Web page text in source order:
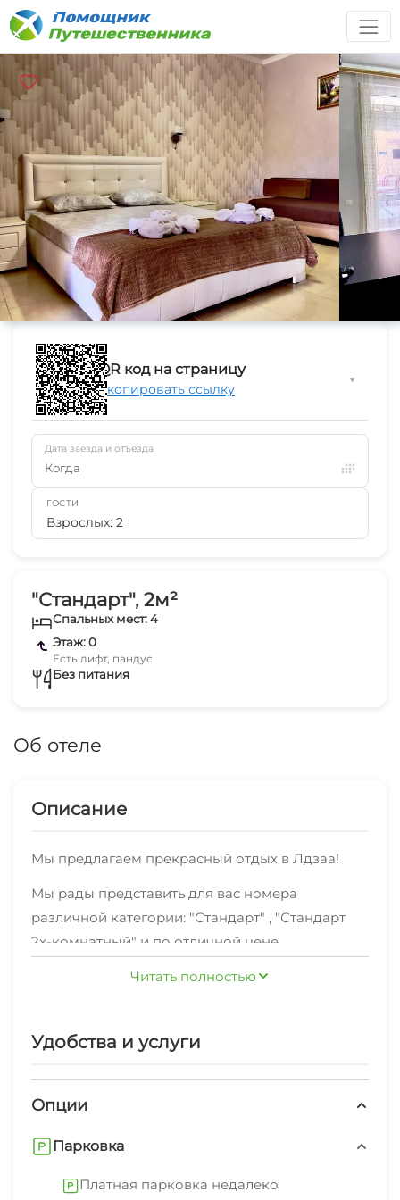
"Стандарт", 2м²
Спальных мест: 4
Этаж: 0
Есть лифт, пандус
Без питания
Об отеле
Описание
Мы предлагаем прекрасный отдых в Лдзаа!
Мы рады представить для вас номера
различной категории: "Стандарт" , "Стандарт
2х-комнатный" и по отличной цене
Хотите делиться яркими впечатлениями об
предоставляем удобную мебель, необходимую
дляполноценного отдыха.
Уборка производится по расписанию.
В пешей доступности пляж галечный,
Читать полностью
Удобства и услуги
Опции
Парковка
Платная парковка недалеко
QR код на страницу
Скопировать ссылку
▼
Дата заезда и отъезда
Когда
ГОСТИ
Взрослых: 2